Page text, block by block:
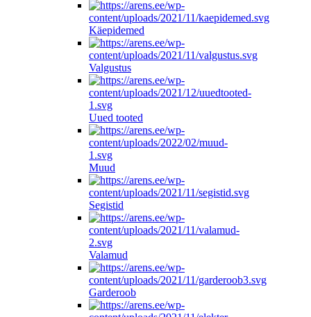
Käepidemed
Valgustus
Uued tooted
Muud
Segistid
Valamud
Garderoob